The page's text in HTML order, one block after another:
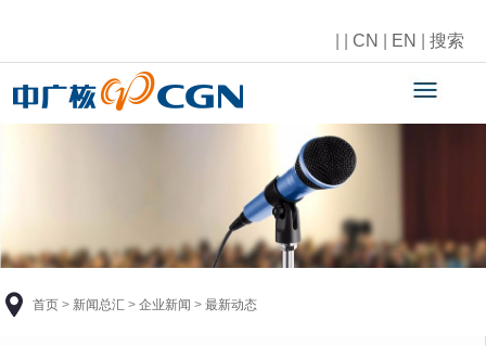
CN EN 搜索
首页 > 新闻总汇 > 企业新闻 > 最新动态